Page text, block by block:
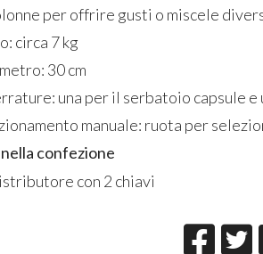
per offrire gusti o miscele
circa 7 kg
30 cm
una per il serbatoio capsule
manuale: ruota per
confezione
con 2 chiavi